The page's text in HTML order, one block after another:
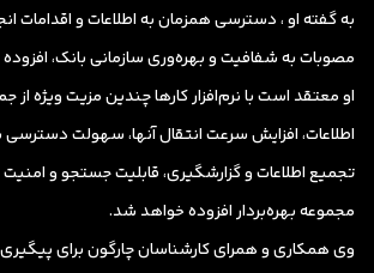
به گفته او ، دسترسی همزمان به اطلاعات و اقدامات
مصوبات به شفافیت و بهره‌وری سازمانی بانک‌،
او معتقد است با نرم‌افزار کارها چندین مزیت ویژه از
اطلاعات، افزایش سرعت انتقال آنها، سهولت دسترسی
تجمیع اطلاعات و گزارشگیری، قابلیت جستجو و امنیت
مجموعه بهره‌بردار افزوده خواهد شد.
وی همکاری و همرای کارشناسان چارگون برای